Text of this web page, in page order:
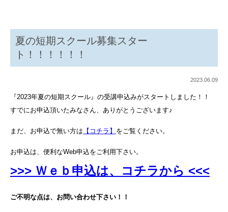
夏の短期スクール募集スター
ト！！！！！！
2023.06.09
『2023年夏の短期スクール』の受講申込みがスタートしました！！
すでにお申込頂いたみなさん、ありがとうございます♪
まだ、お申込で無い方は 【コチラ】 をご覧ください。
お申込は、便利なWeb申込をご利用下さい。
>>> Ｗｅｂ申込は、コチラから <<<
ご不明な点は、お問い合わせ下さい！！